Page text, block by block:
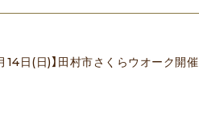
14日(日)】田村市さくらウオーク開催